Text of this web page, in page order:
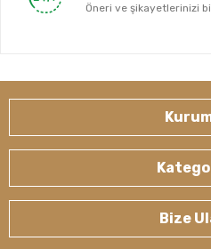
Öneri ve şikayetlerinizi
Bize